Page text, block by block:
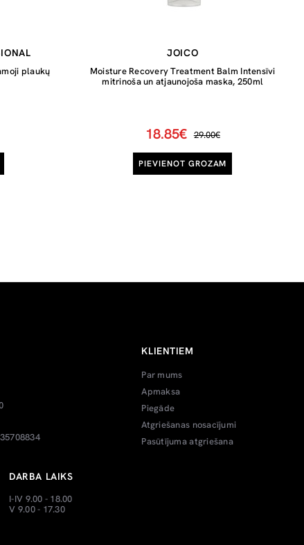
plaukų
JOICO
Moisture Recovery Treatment Balm Intensīvi
mitrinoša un atjaunojoša maska, 250ml
18.85€ 29.00€
PIEVIENOT GROZAM
DARBA LAIKS
I-IV 9.00 - 18.00
V 9.00 - 17.30
KLIENTIEM
Par mums
Apmaksa
Piegāde
Atgriešanas nosacījumi
Pasūtījuma atgriešana